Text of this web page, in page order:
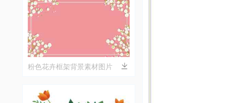
粉色花卉框架背景素材图片